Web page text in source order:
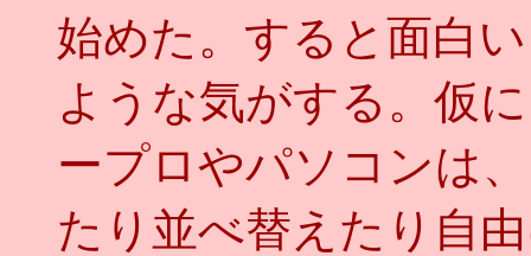
始めた。すると面白
ような気がする。仮
ープロやパソコンは
たり並べ替えたり自